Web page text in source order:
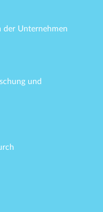
Unternehmen
und